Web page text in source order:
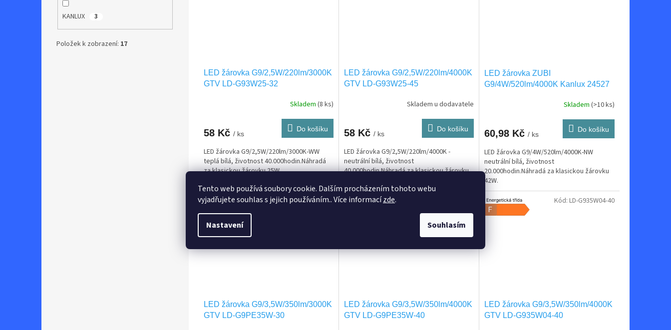
Tento web používá soubory cookie. Dalším procházením tohoto webu
vyjadřujete souhlas s jejich používáním.. Více informacízde.
Nastavení Souhlasím
KANLUX 3
Položek k zobrazení: 17
LED žárovka G9/2,5W/220lm/3000K
GTV LD-G93W25-32
Skladem (8 ks)
58 Kč / ks
Do košíku
LED žárovka G9/2,5W/220lm/3000K-WW
teplá bílá, životnost 40.000hodin.Náhradá
za klasickou žárovku 25W.
LED žárovka G9/2,5W/220lm/4000K
GTV LD-G93W25-45
Skladem u dodavatele
58 Kč / ks
Do košíku
LED žárovka G9/2,5W/220lm/4000K -
neutrální bílá, životnost
40.000hodin.Náhradá za klasickou žárovku
LED žárovka ZUBI
G9/4W/520lm/4000K Kanlux 24527
Skladem (>10 ks)
60,98 Kč / ks
Do košíku
LED žárovka G9/4W/520lm/4000K-NW
neutrální bílá, životnost
20.000hodin.Náhradá za klasickou žárovku
42W.
LED žárovka G9/3,5W/350lm/3000K
GTV LD-G9PE35W-30
Kód: LD-G9PE35W-30
LED žárovka G9/3,5W/350lm/4000K
GTV LD-G9PE35W-40
LED žárovka G9/3,5W/350lm/4000K
GTV LD-G935W04-40
Kód: LD-G935W04-40